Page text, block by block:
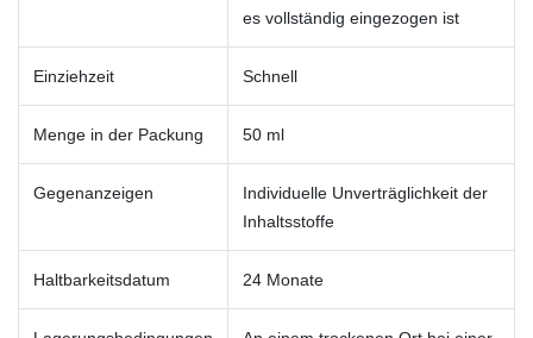
es vollständig eingezogen ist
Einziehzeit Schnell
Menge in der Packung 50 ml
Gegenanzeigen
Individuelle Unverträglichkeit der
Inhaltsstoffe
Haltbarkeitsdatum 24 Monate